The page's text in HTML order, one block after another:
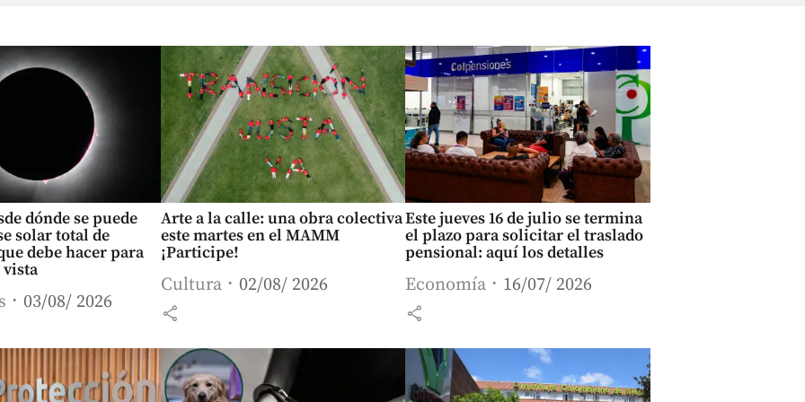
dónde se puede
solar total de
debe hacer para
03/08/ 2026
Arte a la calle: una obra colectiva
este martes en el MAMM
¡Participe!
Cultura 02/08/ 2026
share
Este jueves 16 de julio se termina
el plazo para solicitar el traslado
pensional: aquí los detalles
Economía 16/07/ 2026
share